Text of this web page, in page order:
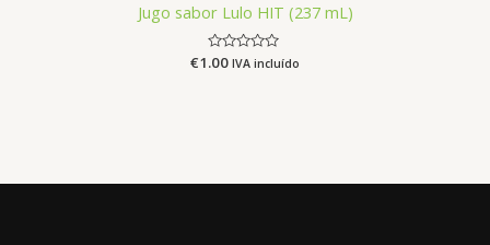
Jugo sabor Lulo HIT (237 mL)
Avaliação
€1.00 IVA incluído